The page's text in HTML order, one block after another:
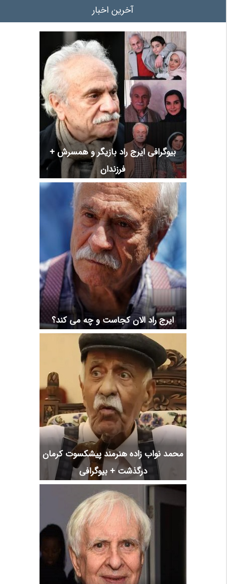
آخرین اخبار
بیوگرافی ایرج راد بازیگر و همسرش +
فرزندان
ایرج راد الان کجاست و چه می کند؟
محمد نواب زاده هنرمند پیشکسوت کرمان
درگذشت + بیوگرافی